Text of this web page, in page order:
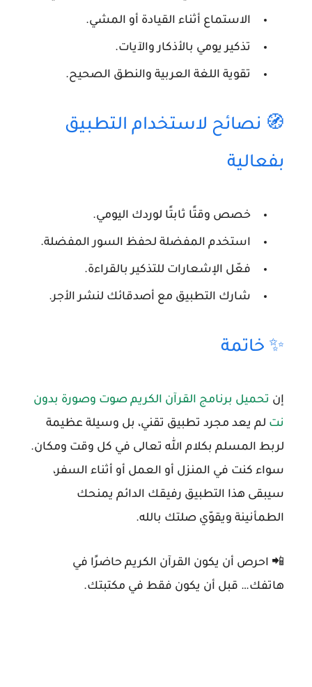
الاستماع أثناء القيادة أو المشي.
تذكير يومي بالأذكار والآيات.
تقوية اللغة العربية والنطق الصحيح.
🧭 نصائح لاستخدام التطبيق
بفعالية
خصص وقتًا ثابتًا لوردك اليومي.
استخدم المفضلة لحفظ السور المفضلة.
فعّل الإشعارات للتذكير بالقراءة.
شارك التطبيق مع أصدقائك لنشر الأجر.
✨ خاتمة
إن تحميل برنامج القرآن الكريم صوت وصورة بدون
نت لم يعد مجرد تطبيق تقني، بل وسيلة عظيمة
لربط المسلم بكلام الله تعالى في كل وقت ومكان.
سواء كنت في المنزل أو العمل أو أثناء السفر،
سيبقى هذا التطبيق رفيقك الدائم يمنحك
الطمأنينة ويقوّي صلتك بالله.
📲 احرص أن يكون القرآن الكريم حاضرًا في
هاتفك… قبل أن يكون فقط في مكتبتك.